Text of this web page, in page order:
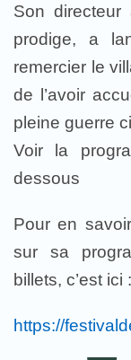
Son directeur
prodige, a
remercier le
de l’avoir
pleine guerre
Voir la
dessous
Pour en
sur sa
billets, c’est ici :
https://